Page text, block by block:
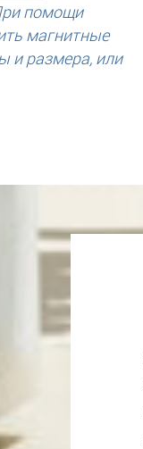
помощи
магнитные
и размера, или